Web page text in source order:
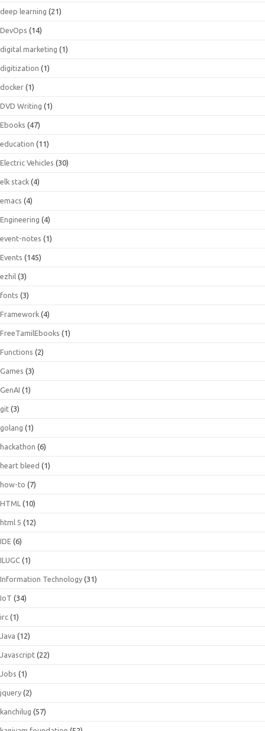
deep learning (21)
DevOps (14)
digital marketing (1)
digitization (1)
docker (1)
DVD Writing (1)
Ebooks (47)
education (11)
Electric Vehicles (30)
elk stack (4)
emacs (4)
Engineering (4)
event-notes (1)
Events (145)
ezhil (3)
fonts (3)
Framework (4)
FreeTamilEbooks (1)
Functions (2)
Games (3)
GenAI (1)
git (3)
golang (1)
hackathon (6)
heart bleed (1)
how-to (7)
HTML (10)
html 5 (12)
IDE (6)
ILUGC (1)
Information Technology (31)
IoT (34)
irc (1)
Java (12)
Javascript (22)
Jobs (1)
jquery (2)
kanchilug (57)